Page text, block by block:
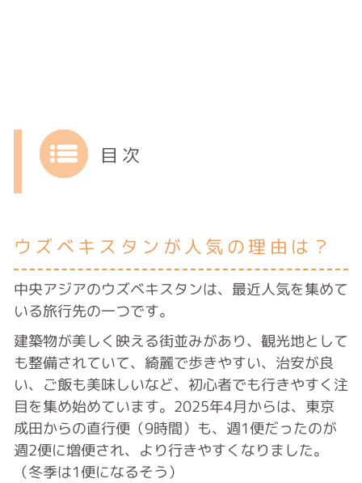
目次
ウズベキスタンが人気の理由は？
中央アジアのウズベキスタンは、最近人気を集めて
いる旅行先の一つです。
建築物が美しく映える街並みがあり、観光地として
も整備されていて、綺麗で歩きやすい、治安が良
い、ご飯も美味しいなど、初心者でも行きやすく注
目を集め始めています。 2025年4月からは、 東京
成田からの直行便（9時間）も、週1便だったのが
週2便に増便され、より行きやすくなりました。
（冬季は1便になるそう）